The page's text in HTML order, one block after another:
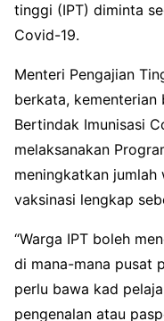
tinggi (IPT) diminta
Covid-19.
Menteri Pengajian
berkata, kementerian
Bertindak Imunisasi
melaksanakan
meningkatkan jumlah
vaksinasi lengkap
“Warga IPT boleh
di mana-mana pusat
perlu bawa kad
pengenalan atau